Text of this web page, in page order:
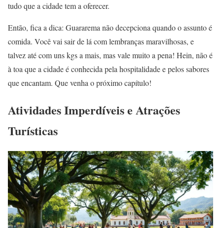
tudo que a cidade tem a oferecer.
Então, fica a dica: Guararema não decepciona quando o assunto é
comida. Você vai sair de lá com lembranças maravilhosas, e
talvez até com uns kgs a mais, mas vale muito a pena! Hein, não é
à toa que a cidade é conhecida pela hospitalidade e pelos sabores
que encantam. Que venha o próximo capítulo!
Atividades Imperdíveis e Atrações
Turísticas